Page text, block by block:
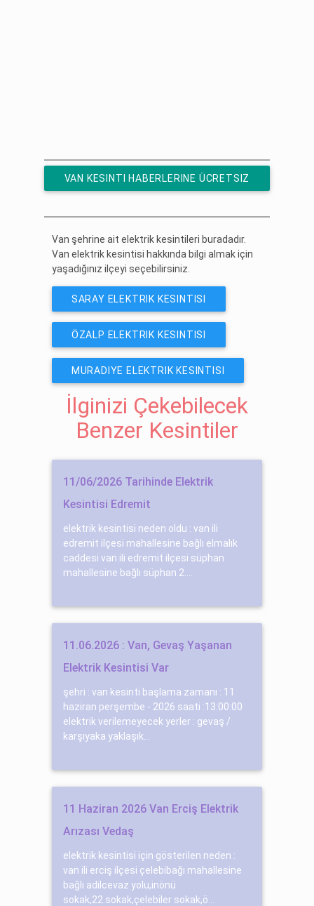
VAN KESINTI HABERLERINE ÜCRETSIZ
Van şehrine ait elektrik kesintileri buradadır.
Van elektrik kesintisi hakkında bilgi almak için
yaşadığınız ilçeyi seçebilirsiniz.
SARAY ELEKTRIK KESINTISI
ÖZALP ELEKTRIK KESINTISI
MURADIYE ELEKTRIK KESINTISI
İlginizi Çekebilecek
Benzer Kesintiler
11/06/2026 Tarihinde Elektrik
Kesintisi Edremit
elektrik kesintisi neden oldu : van ili
edremit ilçesi mahallesine bağlı elmalık
caddesi van ili edremit ilçesi süphan
mahallesine bağlı süphan 2....
11.06.2026 : Van, Gevaş Yaşanan
Elektrik Kesintisi Var
şehri : van kesinti başlama zamanı : 11
haziran perşembe - 2026 saati :13:00:00
elektrik verilemeyecek yerler : gevaş /
karşıyaka yaklaşık...
11 Haziran 2026 Van Erciş Elektrik
Arızası Vedaş
elektrik kesintisi için gösterilen neden :
van ili erciş ilçesi çelebibağı mahallesine
bağlı adilcevaz yolu,inönü
sokak,22.sokak,çelebiler sokak,ö...